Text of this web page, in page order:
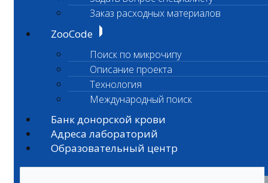
Заказ расходных материалов
ZooCode
Поиск по микрочипу
Описание проекта
Технология
Международный поиск
Банк донорской крови
Адреса лабораторий
Образовательный центр